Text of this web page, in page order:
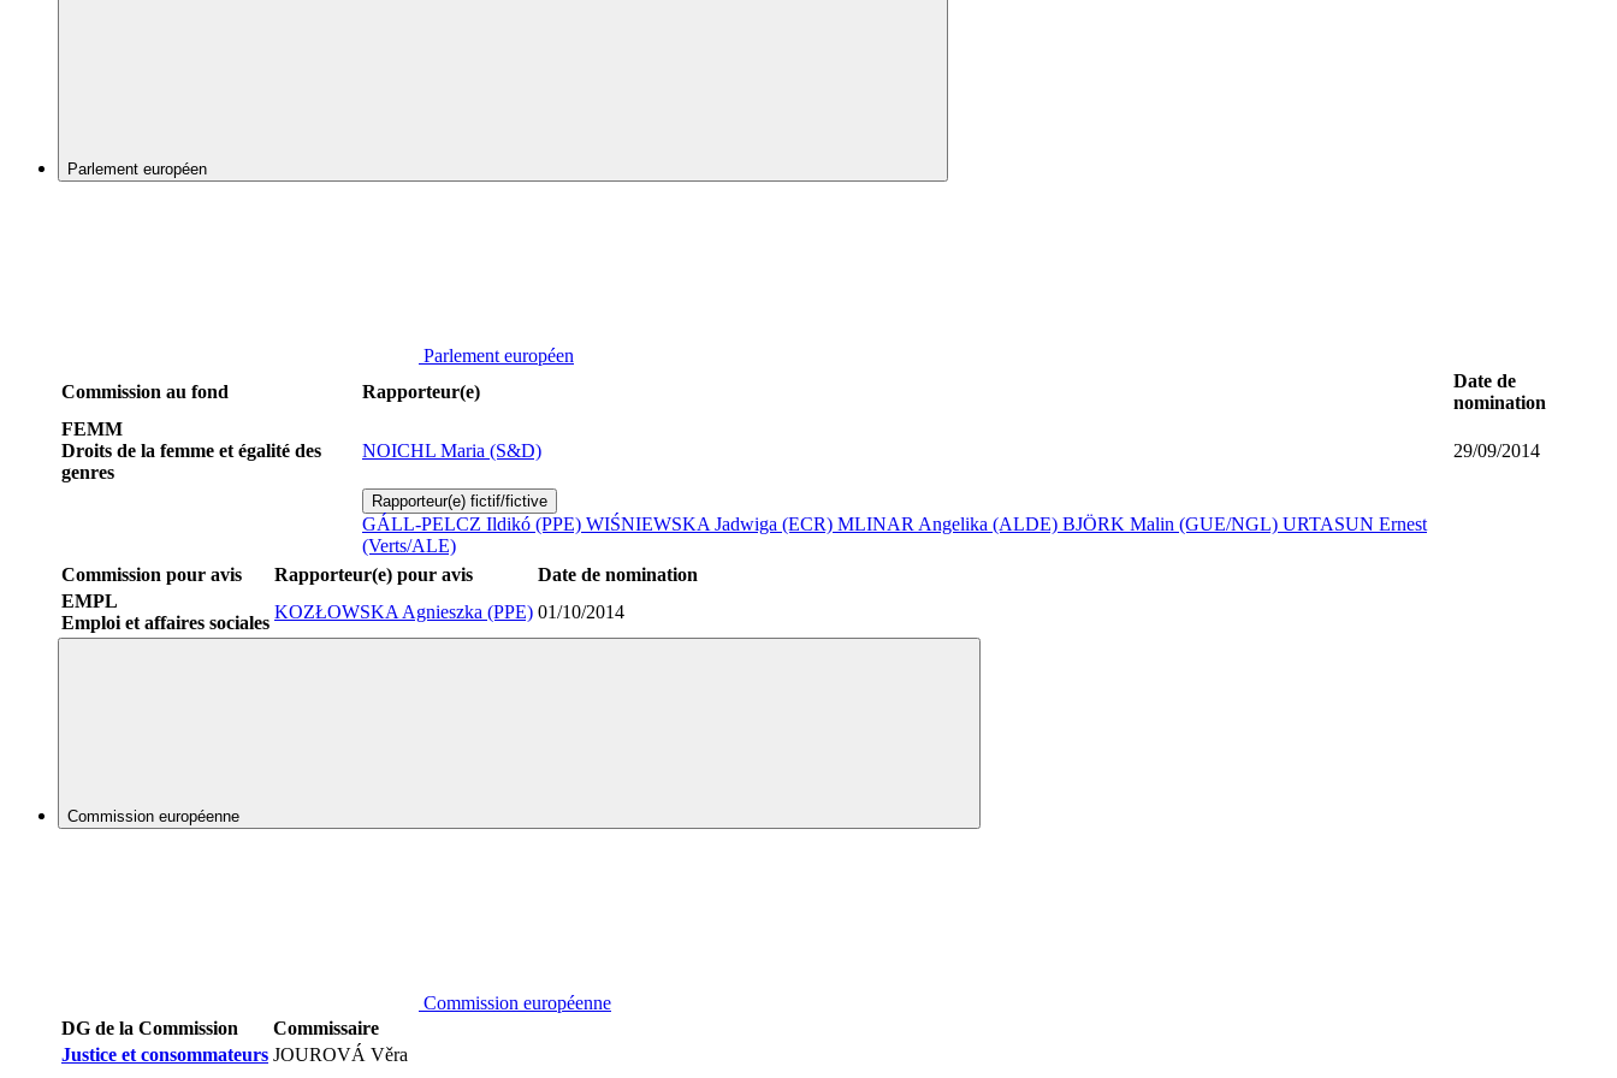
Parlement européen
Parlement européen
Commission au fond
Rapporteur(e)
Date de
nomination
FEMM
Droits de la femme et égalité des
genres
NOICHL Maria (S&D) 29/09/2014
Rapporteur(e) fictif/fictive
GÁLL-PELCZ Ildikó (PPE) WIŚNIEWSKA Jadwiga (ECR) MLINAR Angelika (ALDE) BJÖRK Malin (GUE/NGL) URTASUN Ernest
(Verts/ALE)
Commission pour avis
Rapporteur(e) pour avis
Date de nomination
EMPL
Emploi et affaires sociales
KOZŁOWSKA Agnieszka (PPE) 01/10/2014
Commission européenne
Commission européenne
DG de la Commission
Commissaire
Justice et consommateurs JOUROVÁ Věra